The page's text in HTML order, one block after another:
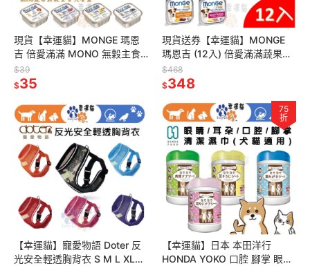
現貨【幸運貓】MONGE 瑪恩
吉 倍愛滿滿 MONO 無穀主食
犬餐盒 羊/牛/蘋果/橘子/鮭魚梨
子/豬肉鳳梨/火雞
$39
$35
現貨送券【幸運貓】MONGE
瑪恩吉 (12入) 倍愛滿滿蔬果主
食犬餐盒 羊/牛/蘋果/橘子/鮭魚
梨子/豬肉鳳梨/火雞
$468
$348
【幸運貓】寵愛物語 Doter 反
光安全輕透胸背衣 S M L XL
75
折
【幸運貓】日本 本田洋行
HONDA YOKO 口腔 腳掌 眼睛